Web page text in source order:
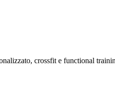
crossfit e functional